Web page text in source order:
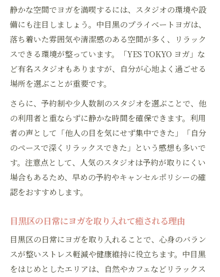
静かな空間でヨガを満喫するには、スタジオの環境や設
備にも注目しましょう。中目黒のプライベートヨガは、
落ち着いた雰囲気や清潔感のある空間が多く、リラック
スできる環境が整っています。「YES TOKYO ヨガ」な
ど有名スタジオもありますが、自分が心地よく過ごせる
場所を選ぶことが重要です。
さらに、予約制や少人数制のスタジオを選ぶことで、他
の利用者と重ならずに静かな時間を確保できます。利用
者の声として「他人の目を気にせず集中できた」「自分
のペースで深くリラックスできた」という感想も多いで
す。注意点として、人気のスタジオは予約が取りにくい
場合もあるため、早めの予約やキャンセルポリシーの確
認をおすすめします。
目黒区の日常にヨガを取り入れて癒される理由
目黒区の日常にヨガを取り入れることで、心身のバラン
スが整いストレス軽減や健康維持に役立ちます。中目黒
をはじめとしたエリアは、自然やカフェなどリラックス